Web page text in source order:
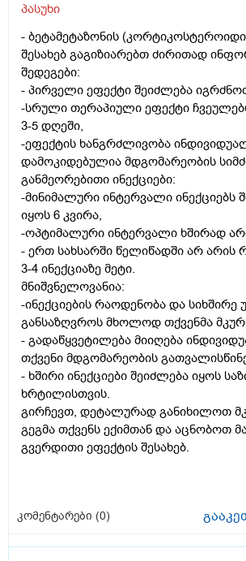
პასუხი
- ბეტამეტაზონის
შესახებ გაგიზიარებთ ძირითად
შედეგები:
- პირველი ეფექტი შეიძლება
-სრული თერაპიული ეფექტი
3-5 დღეში,
-ეფექტის ხანგრძლივობა
დამოკიდებულია მდგომარეობის
განმეორებითი ინექციები:
-მინიმალური ინტერვალი ინექციებს
იყოს 6 კვირა,
-ოპტიმალური ინტერვალი ხშირად
- ერთ სახსარში წელიწადში არ არის
3-4 ინექციაზე მეტი.
მნიშვნელოვანია:
-ინექციების რაოდენობა და სიხშირე
განსაზღვროს მხოლოდ თქვენმა
- გადაწყვეტილება მიიღება
თქვენი მდგომარეობის
- ხშირი ინექციები შეიძლება იყოს
ხრტილისთვის.
გირჩევთ, დეტალურად განიხილოთ
გეგმა თქვენს ექიმთან და აცნობოთ
გვერდითი ეფექტის შესახებ.​​​​​​​​​​​​​​​​
კომენტარები (0)